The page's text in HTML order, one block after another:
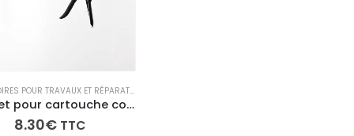
,TECH N'FAST ACCESSOIRES POUR TRAVAUX ET RÉPARATIONS
Pistolet pour cartouche colle 290ml
8.30€ TTC